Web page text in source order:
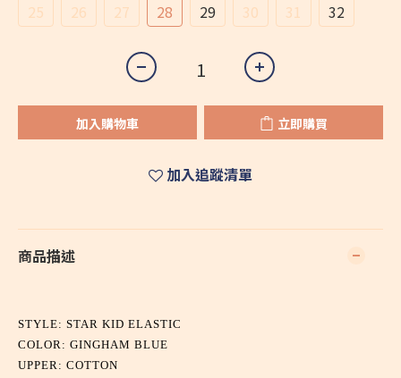
25 26 27 28 29 30 31 32
加入購物車 立即購買
加入追蹤清單
商品描述
STYLE: STAR KID ELASTIC
COLOR: GINGHAM BLUE
UPPER: COTTON